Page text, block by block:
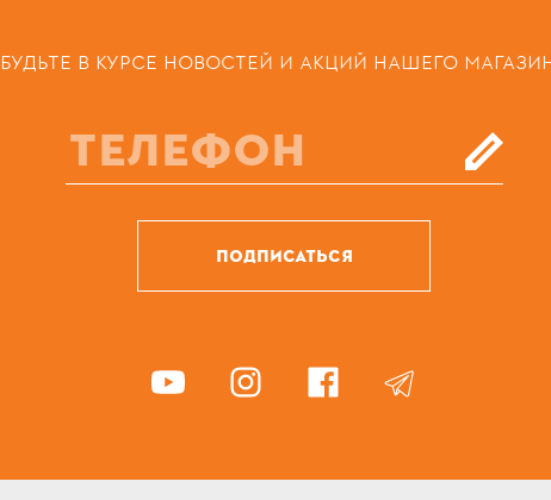
БУДЬТЕ В КУРСЕ НОВОСТЕЙ И АКЦИЙ НАШЕГО
ПОДПИСАТЬСЯ